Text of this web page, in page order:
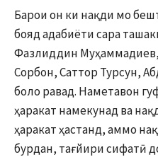
Барои он ки нақди мо
бояд адабиёти сара
Фазлиддин Муҳаммадиев,
Сорбон, Саттор Турсун,
боло равад. Наметавон
ҳаракат намекунад ва
ҳаракат ҳастанд, аммо
бурдан, тағйири сифатӣ